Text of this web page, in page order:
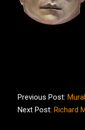
06-
26
Previous Post:
Next Post: Richard